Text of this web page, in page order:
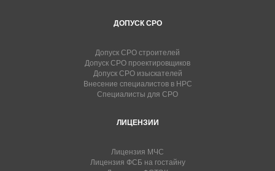
ДОПУСК СРО
Допуск СРО строителей
Допуск СРО проектировщиков
Допуск СРО изыскателей
Внесение специалистов в НРС
Специалисты для СРО
ЛИЦЕНЗИИ
Лицензия МЧС
Лицензия ФСБ на гостайну